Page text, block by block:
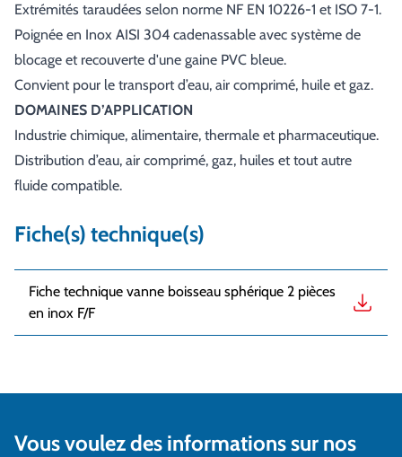
Extrémités taraudées selon norme NF EN 10226-1 et ISO 7-1.
Poignée en Inox AISI 304 cadenassable avec système de
blocage et recouverte d'une gaine PVC bleue.
Convient pour le transport d’eau, air comprimé, huile et gaz.
DOMAINES D’APPLICATION
Industrie chimique, alimentaire, thermale et pharmaceutique.
Distribution d’eau, air comprimé, gaz, huiles et tout autre
fluide compatible.
Fiche(s) technique(s)
Fiche technique vanne boisseau sphérique 2 pièces
en inox F/F
Vous voulez des informations sur nos